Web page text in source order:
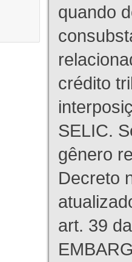
quando
crédito
SELIC.
gênero
Decreto
art. 39